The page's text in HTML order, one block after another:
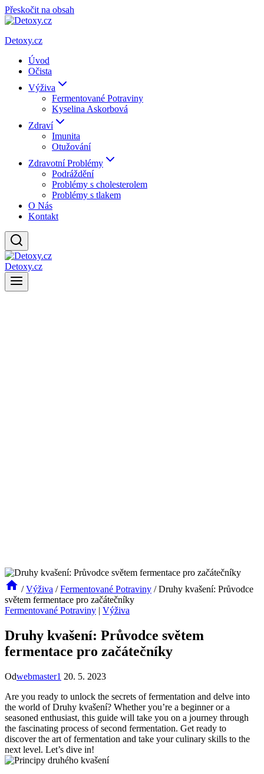
Přeskočit na obsah
Detoxy.cz
Úvod
Očista
Výživa
Fermentované Potraviny
Kyselina Askorbová
Zdraví
Imunita
Otužování
Zdravotní Problémy
Podráždění
Problémy s cholesterolem
Problémy s tlakem
O Nás
Kontakt
Detoxy.cz
/ Výživa / Fermentované Potraviny / Druhy kvašení: Průvodce
světem fermentace pro začátečníky
Fermentované Potraviny | Výživa
Druhy kvašení: Průvodce světem
fermentace pro začátečníky
Odwebmaster1 20. 5. 2023
Are you ready to unlock the secrets of fermentation and delve into
the world of Druhy kvašení? Whether you’re a beginner or a
seasoned enthusiast, this guide will take you on a journey through
the fascinating process of second fermentation. Get ready to
discover the art of fermentation and take your culinary skills to the
next level. Let’s dive in!